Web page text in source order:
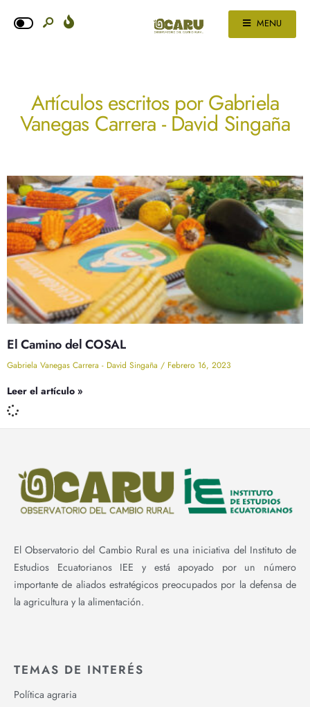
MENU
Artículos escritos porGabriela
Vanegas Carrera - David Singaña
El Camino del COSAL
Gabriela Vanegas Carrera - David Singaña Febrero 16, 2023
Leer el artículo »
El Observatorio del Cambio Rural es una iniciativa del Instituto de
Estudios Ecuatorianos IEE y está apoyado por un número
importante de aliados estratégicos preocupados por la defensa de
la agricultura y la alimentación.
TEMAS DE INTERÉS
Política agraria